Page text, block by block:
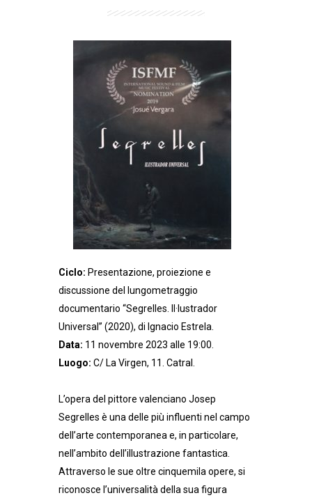
Ciclo: Presentazione, proiezione e
discussione del lungometraggio
documentario “Segrelles. Il·lustrador
Universal” (2020), di Ignacio Estrela.
Data: 11 novembre 2023 alle 19:00.
Luogo: C/ La Virgen, 11. Catral.
L’opera del pittore valenciano Josep
Segrelles è una delle più influenti nel campo
dell’arte contemporanea e, in particolare,
nell’ambito dell’illustrazione fantastica.
Attraverso le sue oltre cinquemila opere, si
riconosce l’universalità della sua figura